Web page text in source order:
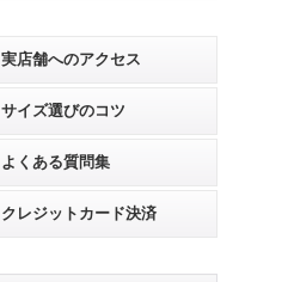
実店舗へのアクセス
サイズ選びのコツ
よくある質問集
クレジットカード決済